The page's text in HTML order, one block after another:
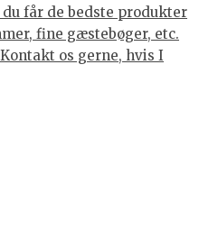
får de bedste produkter
fine gæstebøger, etc.
os gerne, hvis I